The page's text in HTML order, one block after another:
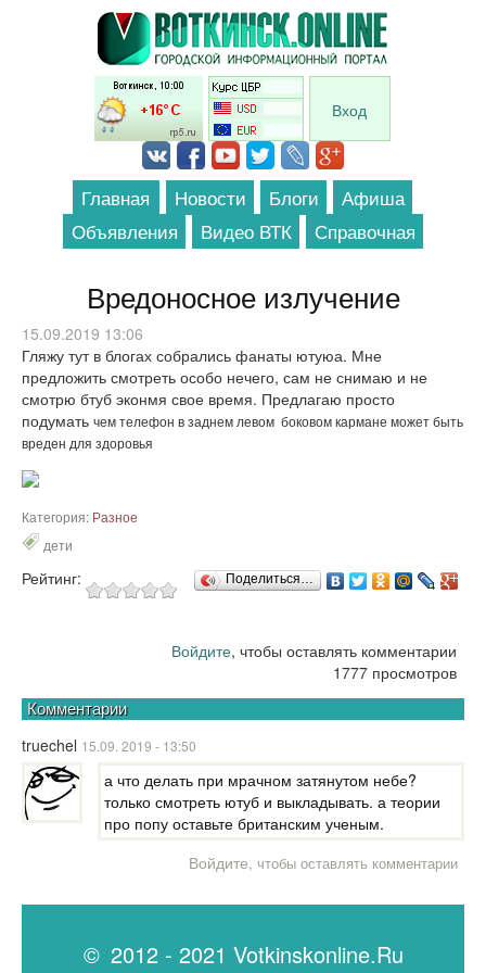
Перейти к основному содержанию
Вход
Главная Новости Блоги
Афиша
Объявления
Видео ВТК Справочная
Вредоносное излучение
15.09.2019 13:06
Гляжу тут в блогах собрались фанаты ютуюа. Мне
предложить смотреть особо нечего, сам не снимаю и не
смотрю бтуб эконмя свое время. Предлагаю просто
подумать чем телефон в заднем левом боковом кармане может быть
вреден для здоровья
Категория: Разное
дети
Рейтинг: Поделиться…
Войдите, чтобы оставлять комментарии
1777 просмотров
Комментарии
truechel 15.09. 2019 - 13:50
а что делать при мрачном затянутом небе?
только смотреть ютуб и выкладывать. а теории
про попу оставьте британским ученым.
Войдите, чтобы оставлять комментарии
© 2012 - 2021 Votkinskonline.Ru